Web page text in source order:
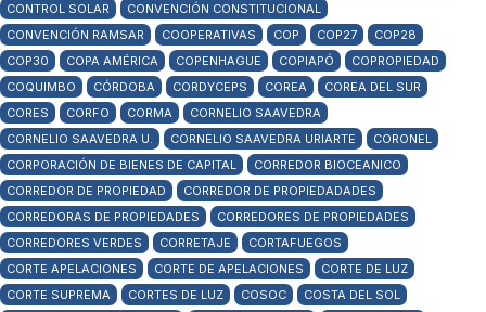
CONTROL SOLAR
CONVENCIÓN CONSTITUCIONAL
CONVENCIÓN RAMSAR
COOPERATIVAS COP COP27
COP28
COP30
COPA AMÉRICA COPENHAGUE COPIAPÓ
COPROPIEDAD
COQUIMBO
CÓRDOBA CORDYCEPS COREA
COREA DEL SUR
CORES
CORFO CORMA
CORNELIO SAAVEDRA
CORNELIO SAAVEDRA U.
CORNELIO SAAVEDRA URIARTE
CORONEL
CORPORACIÓN DE BIENES DE CAPITAL
CORREDOR BIOCEANICO
CORREDOR DE PROPIEDAD
CORREDOR DE PROPIEDADADES
CORREDORAS DE PROPIEDADES
CORREDORES DE PROPIEDADES
CORREDORES VERDES
CORRETAJE
CORTAFUEGOS
CORTE APELACIONES
CORTE DE APELACIONES
CORTE DE LUZ
CORTE SUPREMA
CORTES DE LUZ COSOC
COSTA DEL SOL